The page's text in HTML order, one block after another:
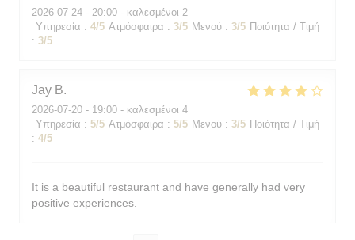
2026-07-24 - 20:00 - καλεσμένοι 2
Υπηρεσία : 4/5 Ατμόσφαιρα : 3/5 Μενού : 3/5 Ποιότητα / Τιμή
: 3/5
Jay B
2026-07-20 - 19:00 - καλεσμένοι 4
Υπηρεσία : 5/5 Ατμόσφαιρα : 5/5 Μενού : 3/5 Ποιότητα / Τιμή
: 4/5
It is a beautiful restaurant and have generally had very
positive experiences.